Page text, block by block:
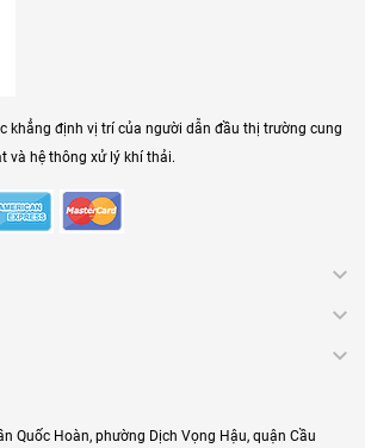
khẳng định vị trí của người dẫn đầu thị trường cung
và hệ thông xử lý khí thải.
Quốc Hoàn, phường Dịch Vọng Hậu, quận Cầu